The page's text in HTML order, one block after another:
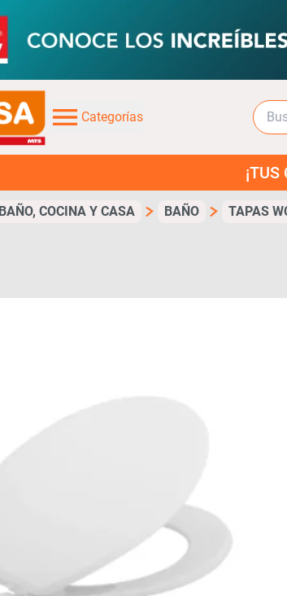
Categorías
¡TUS COMPRAS EN
BAÑO, COCINA Y CASA BAÑO TAPAS